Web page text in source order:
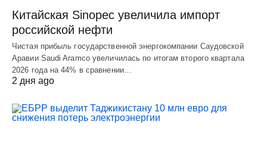
Китайская Sinopec увеличила импорт
российской нефти
Чистая прибыль государственной энергокомпании Саудовской
Аравии Saudi Aramco увеличилась по итогам второго квартала
2026 года на 44% в сравнении…
2 дня ago